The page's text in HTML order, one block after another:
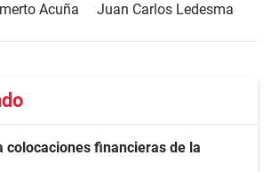
Acuña Juan Carlos Ledesma
colocaciones financieras de la